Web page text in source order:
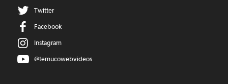
Twitter
Facebook
Instagram
@temucowebvideos